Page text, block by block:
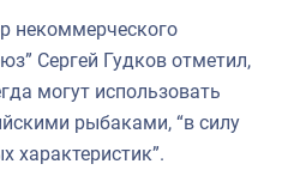
некоммерческого
Сергей Гудков отметил,
могут использовать
рыбаками, “в силу
характеристик”.